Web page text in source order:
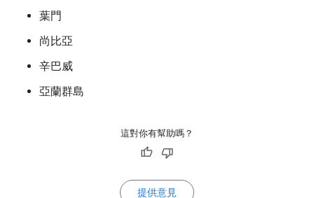
葉門
尚比亞
辛巴威
亞蘭群島
這對你有幫助嗎？
提供意見